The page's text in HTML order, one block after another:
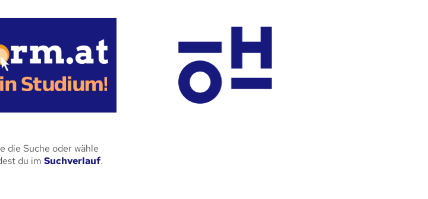
die Suche oder wähle
du im Suchverlauf.